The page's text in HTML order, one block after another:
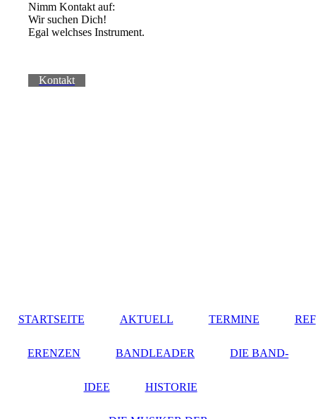
Nimm Kontakt auf:
Wir suchen Dich!
Egal welchses Instrument.
Kontakt
STARTSEITE AKTUELL TERMINE REF
ERENZEN BANDLEADER DIE BAND-
IDEE HISTORIE